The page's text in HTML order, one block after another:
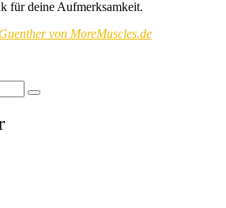
für deine Aufmerksamkeit.
von MoreMuscles.de